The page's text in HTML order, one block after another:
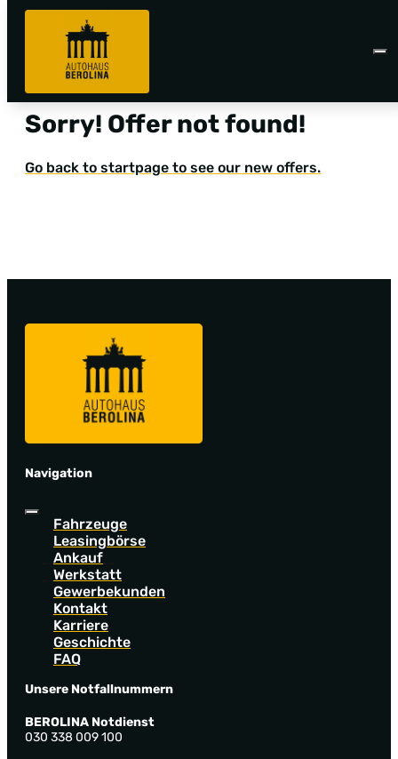
Sorry! Offer not found!
Go back to startpage to see our new offers.
Navigation
Fahrzeuge
Leasingbörse
Ankauf
Werkstatt
Gewerbekunden
Kontakt
Karriere
Geschichte
FAQ
Unsere Notfallnummern
BEROLINA Notdienst
030 338 009 100